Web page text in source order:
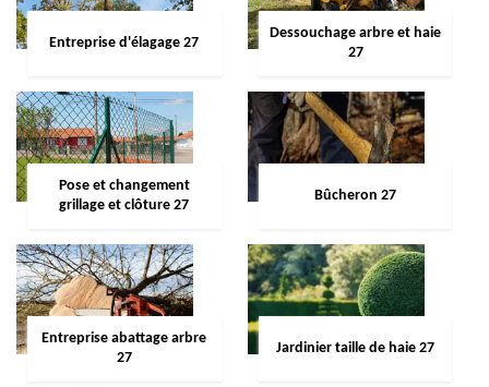
Entreprise d'élagage 27
Dessouchage arbre et haie
27
Pose et changement
grillage et clôture 27
Bûcheron 27
Entreprise abattage arbre
27
Jardinier taille de haie 27